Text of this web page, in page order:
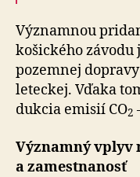
Významnou
košického
pozemnej
leteckej. Vďaka
dukcia emisií CO2
Významný vplyv
a zamestnanosť